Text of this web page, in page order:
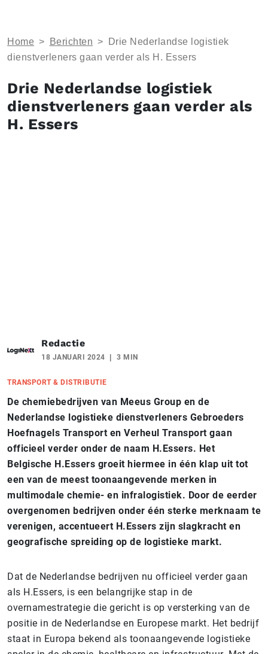
Home > Berichten >
Drie Nederlandse logistiek
dienstverleners gaan verder als H. Essers
Drie Nederlandse logistiek
dienstverleners gaan verder als
H. Essers
Redactie
18 JANUARI 2024 3 MIN
TRANSPORT & DISTRIBUTIE
De chemiebedrijven van Meeus Group en de
Nederlandse logistieke dienstverleners Gebroeders
Hoefnagels Transport en Verheul Transport gaan
officieel verder onder de naam H.Essers. Het
Belgische H.Essers groeit hiermee in één klap uit tot
een van de meest toonaangevende merken in
multimodale chemie- en infralogistiek. Door de eerder
overgenomen bedrijven onder één sterke merknaam te
verenigen, accentueert H.Essers zijn slagkracht en
geografische spreiding op de logistieke markt.
Dat de Nederlandse bedrijven nu officieel verder gaan
als H.Essers, is een belangrijke stap in de
overnamestrategie die gericht is op versterking van de
positie in de Nederlandse en Europese markt. Het bedrijf
staat in Europa bekend als toonaangevende logistieke